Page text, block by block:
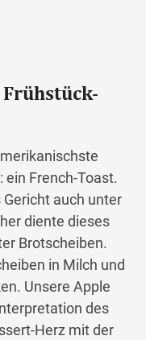
French-Toast.
auch unter
diente dieses
Brotscheiben.
in Milch und
Unsere Apple
des
Herz mit der